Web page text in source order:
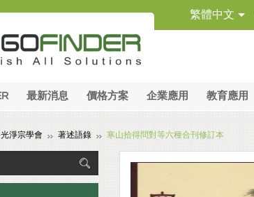
繁體中文
最新消息 價格方案 企業應用 教育應用
淨宗學會 著述語錄 寒山拾得問對等六種合刊修訂本